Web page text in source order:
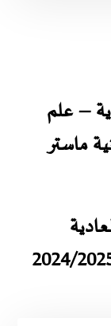
– علم
ماستر